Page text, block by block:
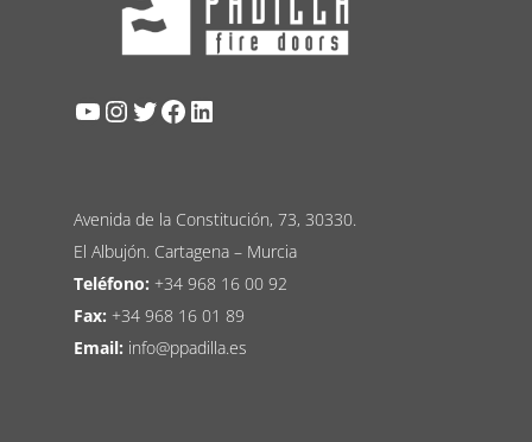
YouTube
Instagram
Twitter
Facebook
LinkedIn
Avenida de la Constitución, 73, 30330.
El Albujón. Cartagena – Murcia
Teléfono: +34 968 16 00 92
Fax: +34 968 16 01 89
Email: info@ppadilla.es